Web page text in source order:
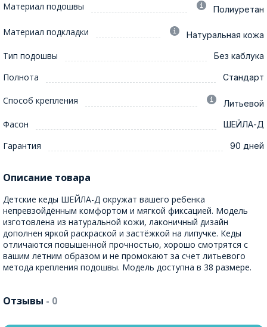
Материал подошвы Полиуретан
Материал подкладки Натуральная кожа
Тип подошвы Без каблука
Полнота Стандарт
Способ крепления Литьевой
Фасон ШЕЙЛА-Д
Гарантия 90 дней
Описание товара
Детские кеды ШЕЙЛА-Д окружат вашего ребенка
непревзойдённым комфортом и мягкой фиксацией. Модель
изготовлена из натуральной кожи, лаконичный дизайн
дополнен яркой раскраской и застёжкой на липучке. Кеды
отличаются повышенной прочностью, хорошо смотрятся с
вашим летним образом и не промокают за счет литьевого
метода крепления подошвы. Модель доступна в 38 размере.
Отзывы - 0